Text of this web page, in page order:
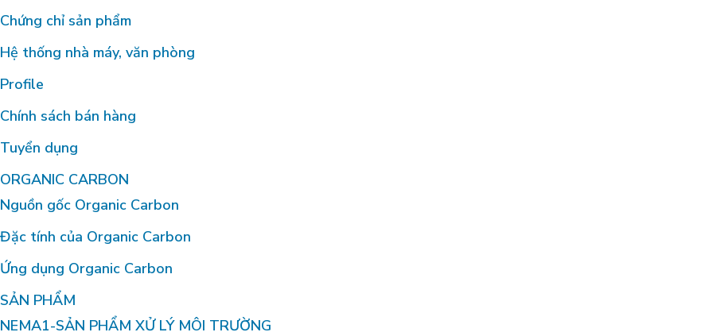
Chứng chỉ sản phẩm
Hệ thống nhà máy, văn phòng
Profile
Chính sách bán hàng
Tuyển dụng
ORGANIC CARBON
Nguồn gốc Organic Carbon
Đặc tính của Organic Carbon
Ứng dụng Organic Carbon
SẢN PHẨM
NEMA1-SẢN PHẨM XỬ LÝ MÔI TRƯỜNG